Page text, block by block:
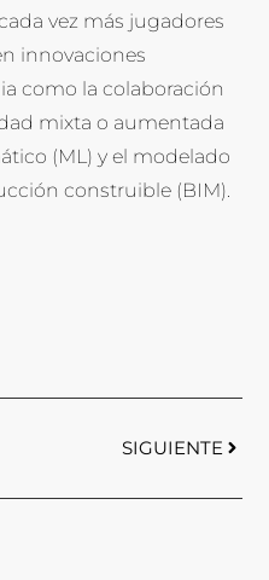
vez más jugadores
innovaciones
como la colaboración
mixta o aumentada
(ML) y el modelado
construible (BIM).
SIGUIENTE